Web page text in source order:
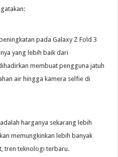
pada Galaxy Z Fold 3
yang lebih baik dari
membuat pengguna jatuh
air hingga kamera selfie di
harganya sekarang lebih
memungkinkan lebih banyak
tren teknologi terbaru.